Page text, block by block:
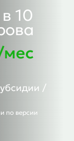
10
/
по версии